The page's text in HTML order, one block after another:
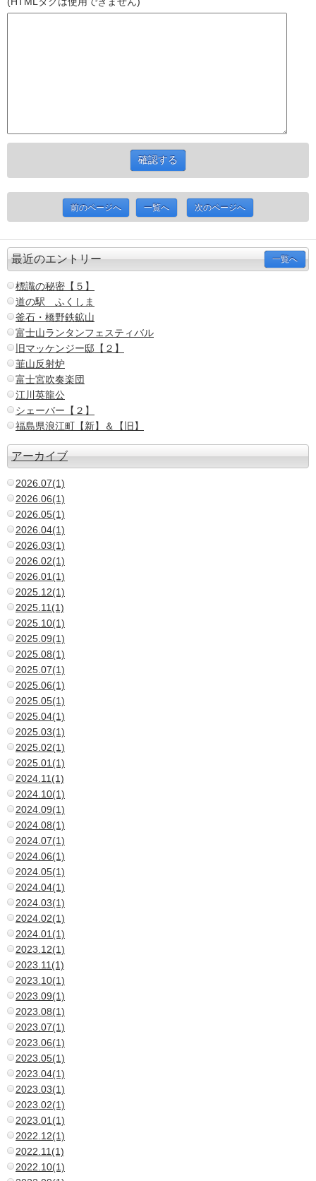
前のページへ 一覧へ 次のページへ
最近のエントリー 一覧へ
標識の秘密【５】
道の駅 ふくしま
釜石・橋野鉄鉱山
富士山ランタンフェスティバル
旧マッケンジー邸【２】
韮山反射炉
富士宮吹奏楽団
江川英龍公
シェーバー【２】
福島県浪江町【新】＆【旧】
アーカイブ
2026.07(1)
2026.06(1)
2026.05(1)
2026.04(1)
2026.03(1)
2026.02(1)
2026.01(1)
2025.12(1)
2025.11(1)
2025.10(1)
2025.09(1)
2025.08(1)
2025.07(1)
2025.06(1)
2025.05(1)
2025.04(1)
2025.03(1)
2025.02(1)
2025.01(1)
2024.11(1)
2024.10(1)
2024.09(1)
2024.08(1)
2024.07(1)
2024.06(1)
2024.05(1)
2024.04(1)
2024.03(1)
2024.02(1)
2024.01(1)
2023.12(1)
2023.11(1)
2023.10(1)
2023.09(1)
2023.08(1)
2023.07(1)
2023.06(1)
2023.05(1)
2023.04(1)
2023.03(1)
2023.02(1)
2023.01(1)
2022.12(1)
2022.11(1)
2022.10(1)